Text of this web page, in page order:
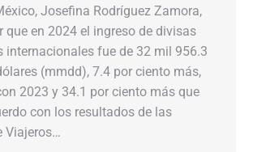
Josefina Rodríguez Zamora,
que en 2024 el ingreso de divisas
internacionales fue de 32 mil 956.3
(mmdd), 7.4 por ciento más,
2023 y 34.1 por ciento más que
con los resultados de las
Viajeros…